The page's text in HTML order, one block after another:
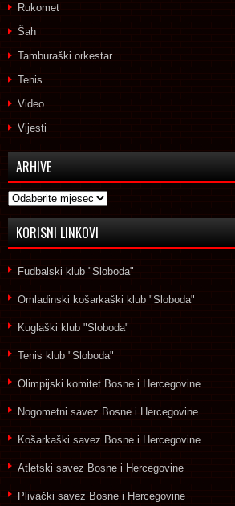
Rukomet
Šah
Tamburaški orkestar
Tenis
Video
Vijesti
ARHIVE
Arhive
KORISNI LINKOVI
Fudbalski klub "Sloboda"
Omladinski košarkaški klub "Sloboda"
Kuglaški klub "Sloboda"
Tenis klub "Sloboda"
Olimpijski komitet Bosne i Hercegovine
Nogometni savez Bosne i Hercegovine
Košarkaški savez Bosne i Hercegovine
Atletski savez Bosne i Hercegovine
Plivački savez Bosne i Hercegovine